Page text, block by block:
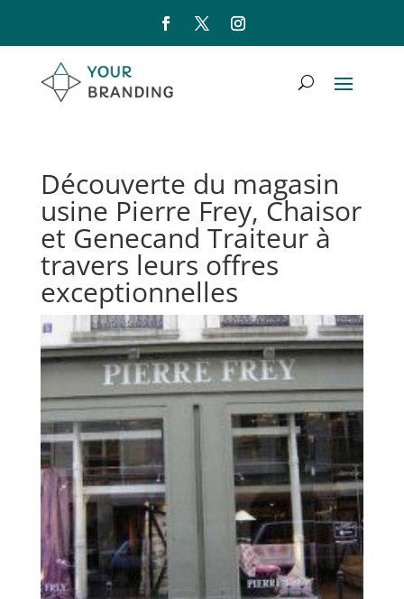
Découverte du magasin
usine Pierre Frey, Chaisor
et Genecand Traiteur à
travers leurs offres
exceptionnelles